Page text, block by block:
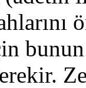
bunun